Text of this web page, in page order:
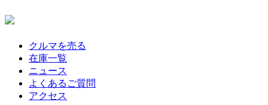
クルマを売る
在庫一覧
ニュース
よくあるご質問
アクセス